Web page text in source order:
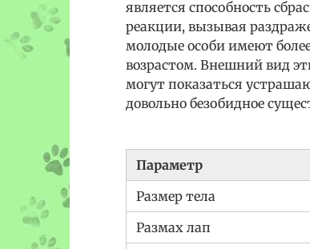
является способность
реакции, вызывая
молодые особи имеют
возрастом. Внешний вид
могут показаться
довольно безобидное
Параметр
Размер тела
Размах лап